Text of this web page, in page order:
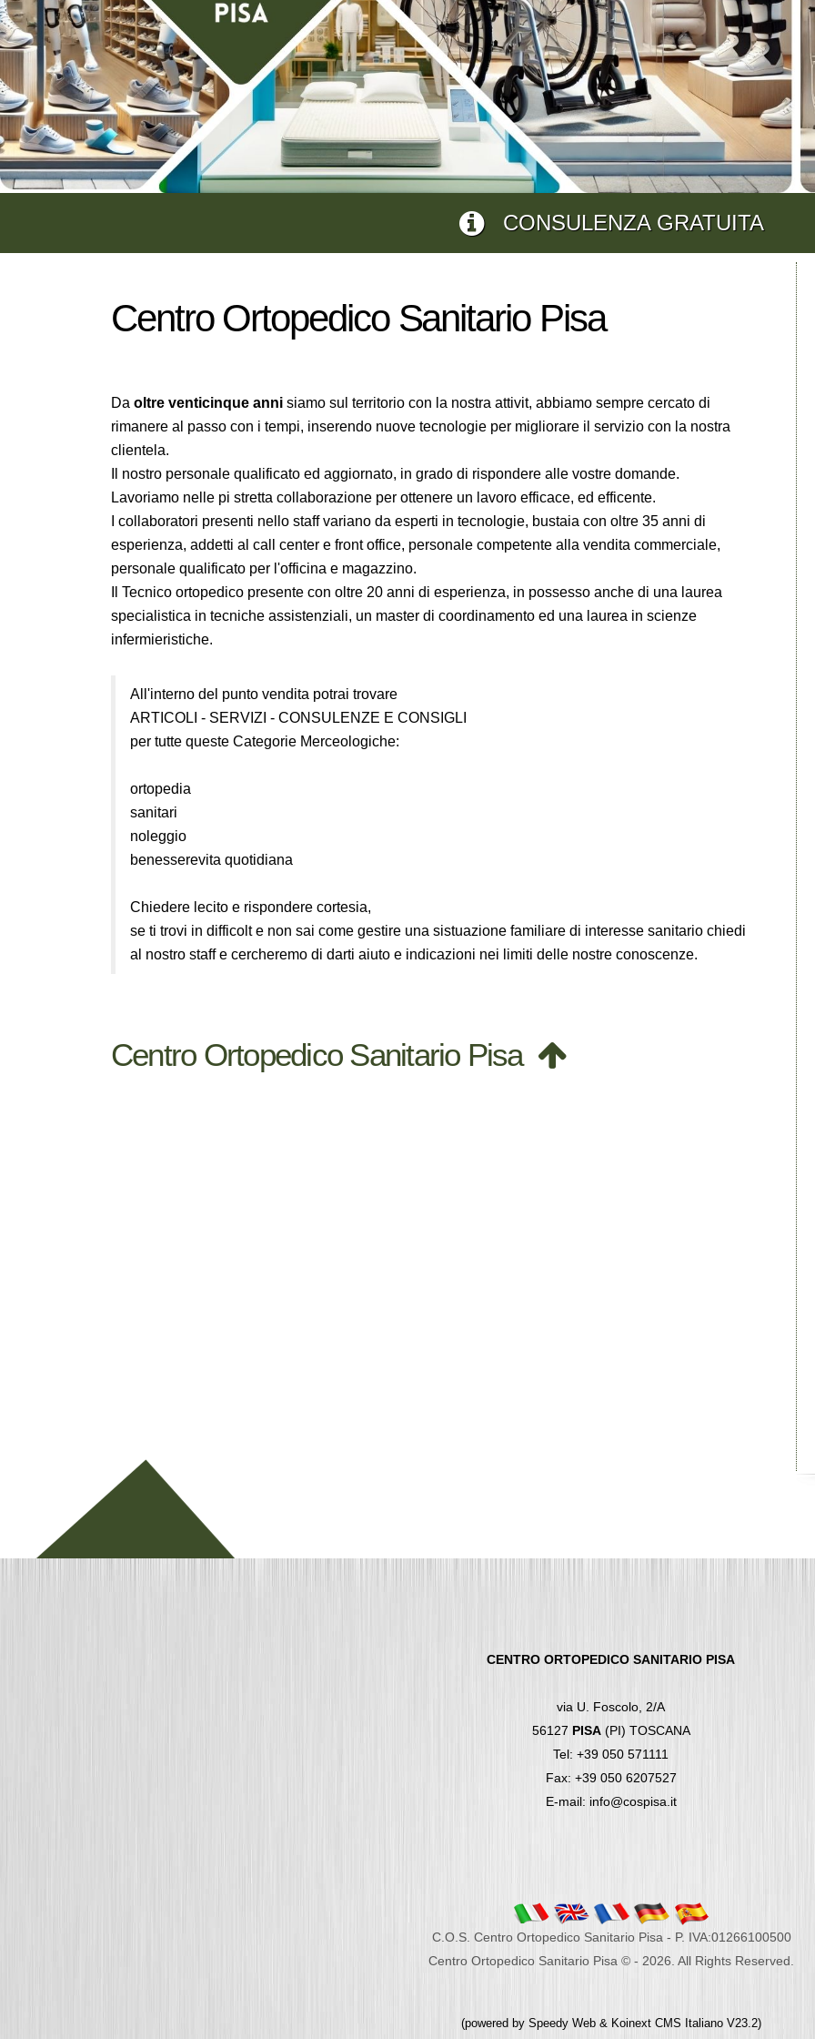
CONSULENZA GRATUITA
Centro Ortopedico Sanitario Pisa
Da oltre venticinque anni siamo sul territorio con la nostra attivit, abbiamo sempre cercato di
rimanere al passo con i tempi, inserendo nuove tecnologie per migliorare il servizio con la nostra
clientela.
Il nostro personale qualificato ed aggiornato, in grado di rispondere alle vostre domande.
Lavoriamo nelle pi stretta collaborazione per ottenere un lavoro efficace, ed efficente.
I collaboratori presenti nello staff variano da esperti in tecnologie, bustaia con oltre 35 anni di
esperienza, addetti al call center e front office, personale competente alla vendita commerciale,
personale qualificato per l'officina e magazzino.
Il Tecnico ortopedico presente con oltre 20 anni di esperienza, in possesso anche di una laurea
specialistica in tecniche assistenziali, un master di coordinamento ed una laurea in scienze
infermieristiche.
All'interno del punto vendita potrai trovare
ARTICOLI - SERVIZI - CONSULENZE E CONSIGLI
per tutte queste Categorie Merceologiche:
ortopedia
sanitari
noleggio
benesserevita quotidiana
Chiedere lecito e rispondere cortesia,
se ti trovi in difficolt e non sai come gestire una sistuazione familiare di interesse sanitario chiedi
al nostro staff e cercheremo di darti aiuto e indicazioni nei limiti delle nostre conoscenze.
Centro Ortopedico Sanitario Pisa
CENTRO ORTOPEDICO SANITARIO PISA
via U. Foscolo, 2/A
56127 PISA(PI) TOSCANA
Tel: +39 050 571111
Fax: +39 050 6207527
E-mail: info@cospisa.it
C.O.S. Centro Ortopedico Sanitario Pisa - P. IVA:01266100500
Centro Ortopedico Sanitario Pisa © - 2026. All Rights Reserved.
(powered by Speedy Web & Koinext CMS Italiano V23.2)